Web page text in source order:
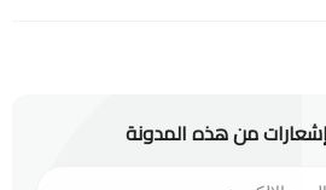
من هذه المدونة